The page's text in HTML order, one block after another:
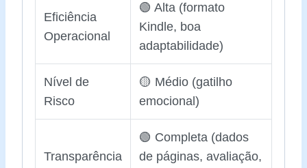
Eficiência
Operacional
🟢 Alta (formato
Kindle, boa
adaptabilidade)
Nível de
Risco
🟡 Médio (gatilho
emocional)
Transparência
🟢 Completa (dados
de páginas, avaliação,